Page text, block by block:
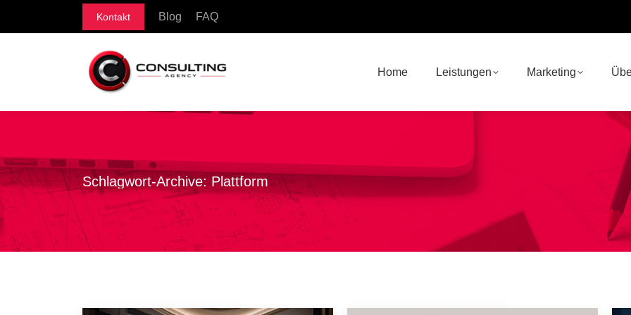
Kontakt Blog FAQ
Home Leistungen Marketing
Schlagwort-Archive:Plattform